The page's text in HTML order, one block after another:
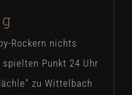
Rockern nichts
Punkt 24 Uhr
zu Wittelbach